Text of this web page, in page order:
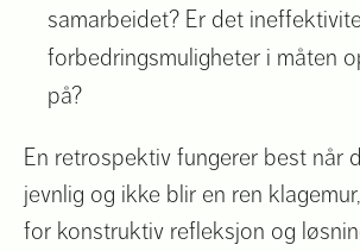
samarbeidet? Er det
forbedringsmuligheter i måten
på?
En retrospektiv fungerer best når
jevnlig og ikke blir en ren
for konstruktiv refleksjon og